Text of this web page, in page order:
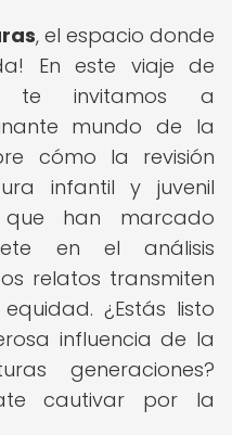
, el espacio donde
En este viaje de
te invitamos a
mundo de la
cómo la revisión
infantil y juvenil
han marcado
en el análisis
relatos transmiten
¿Estás listo
influencia de la
generaciones?
cautivar por la